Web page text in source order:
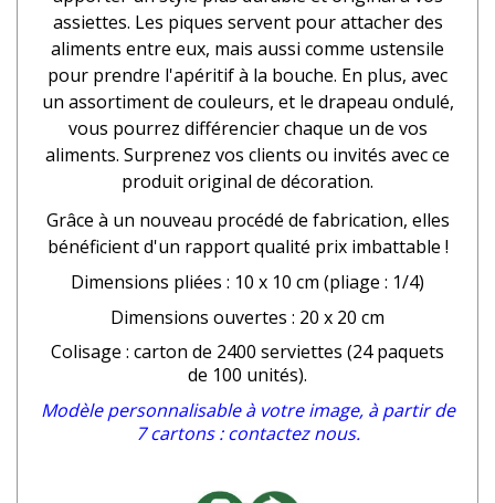
assiettes. Les piques servent pour attacher des
aliments entre eux, mais aussi comme ustensile
pour prendre l'apéritif à la bouche. En plus, avec
un assortiment de couleurs, et le drapeau ondulé,
vous pourrez différencier chaque un de vos
aliments. Surprenez vos clients ou invités avec ce
produit original de décoration.
Grâce à un nouveau procédé de fabrication, elles
bénéficient d'un rapport qualité prix imbattable !
Dimensions pliées : 10 x 10 cm (pliage : 1/4)
Dimensions ouvertes : 20 x 20 cm
Colisage : carton de 2400 serviettes (24 paquets
de 100 unités).
Modèle personnalisable à votre image, à partir de
7 cartons : contactez nous.